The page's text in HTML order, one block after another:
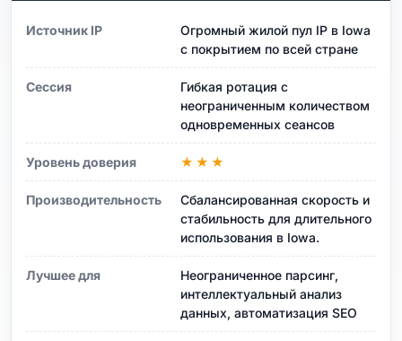
Источник IP
Огромный жилой пул IP в Iowa
с покрытием по всей стране
Сессия
Гибкая ротация с
неограниченным количеством
одновременных сеансов
Уровень доверия ★★★
Производительность
Сбалансированная скорость и
стабильность для длительного
использования в Iowa.
Лучшее для
Неограниченное парсинг,
интеллектуальный анализ
данных, автоматизация SEO